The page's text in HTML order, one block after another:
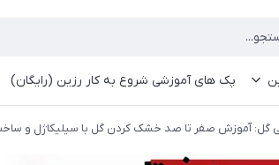
پک های آموزشی شروع به کار رزین (رایگان)
گل: آموزش صفر تا صد خشک کردن گل با سیلیکاژل و